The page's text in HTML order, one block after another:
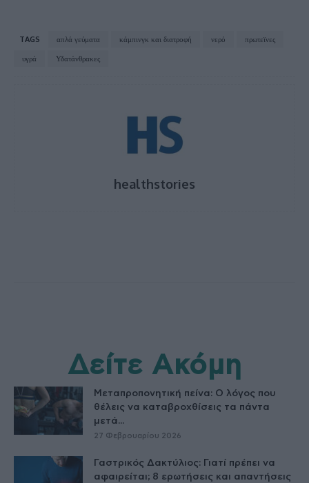
TAGS απλά γεύματα κάμπινγκ και διατροφή νερό
πρωτεϊνες
υγρά
Υδατάνθρακες
healthstories
Δείτε Ακόμη
Μεταπροπονητική πείνα: Ο λόγος που
θέλεις να καταβροχθίσεις τα πάντα
μετά...
27 Φεβρουαρίου 2026
Γαστρικός Δακτύλιος: Γιατί πρέπει να
αφαιρείται; 8 ερωτήσεις και απαντήσεις